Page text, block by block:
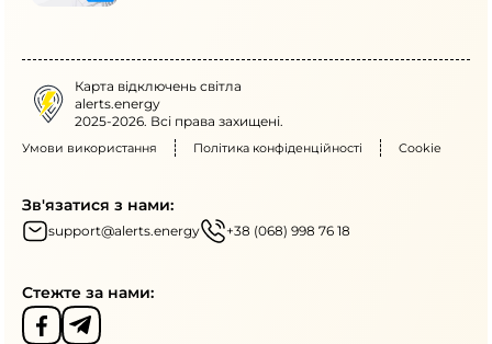
Карта відключень світла
alerts.energy
2025-2026. Всі права захищені.
Умови використання Політика конфіденційності Cookie
Зв'язатися з нами:
support@alerts.energy +38 (068) 998 76 18
Стежте за нами: